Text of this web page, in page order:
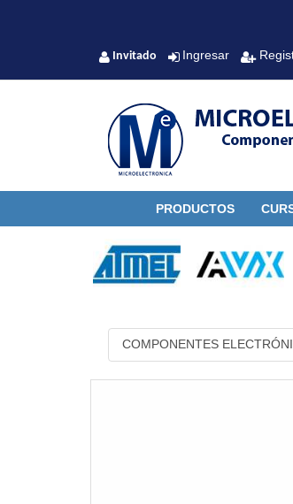
Invitado Ingresar
PRODUCTOS
COMPONENTES